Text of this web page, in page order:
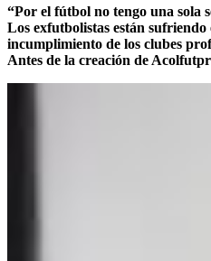
“Por el fútbol no tengo una sola
Los exfutbolistas están sufriendo
incumplimiento de los clubes
Antes de la creación de